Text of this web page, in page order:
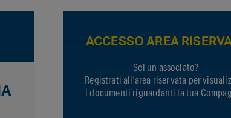
ACCESSO AREA
Sei un associato?
Registrati all’area riservata per
i documenti riguardanti la tua